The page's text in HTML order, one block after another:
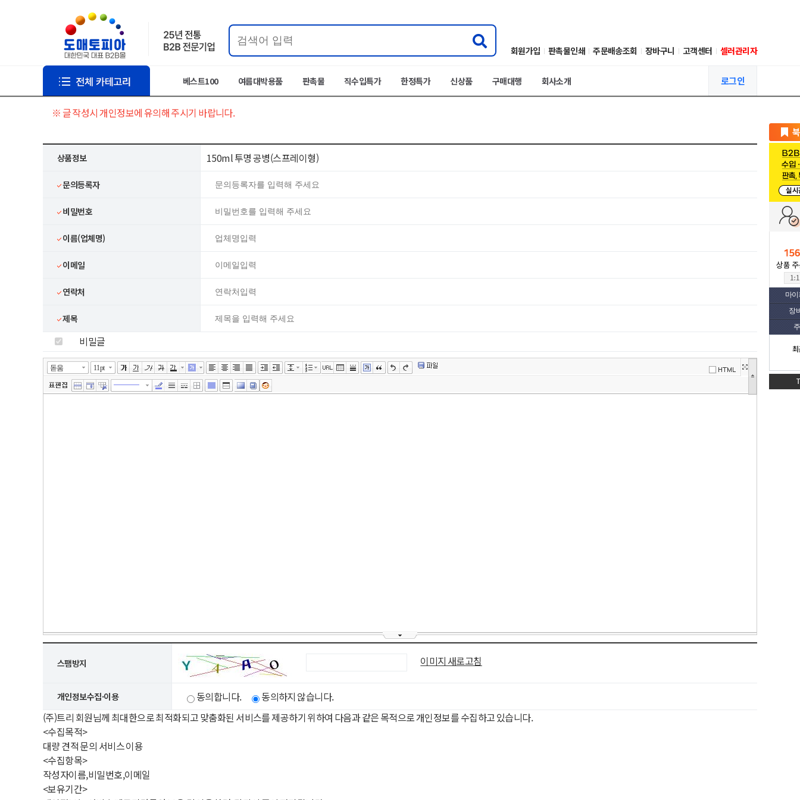
회원가입 판촉물인쇄 주문배송조회 장바구니 고객센터 셀러관리자
베스트100 여름대박용품 판촉물 직수입특가 한정특가 신상품 구매대행 회사소개 로그인
마
장
※ 글 작성시 개인정보에 유의해 주시기 바랍니다.
상품정보 150ml 투명 공병(스프레이형)
문의등록자
비밀번호
이름(업체명)
이메일
연락처
제목
비밀글
돋움 11pt
넓게쓰기
툴바 더보기
에디터
스팸방지 이미지 새로고침
개인정보수집·이용 동의합니다.
동의하지 않습니다.
(주)트리 회원님께 최대한으로 최적화되고 맞춤화된 서비스를 제공하기 위하여 다음과 같은 목적으로 개인정보를 수집하고 있습니다.
<수집목적>
대량 견적 문의 서비스 이용
<수집항목>
작성자이름,비밀번호,이메일
<보유기간>